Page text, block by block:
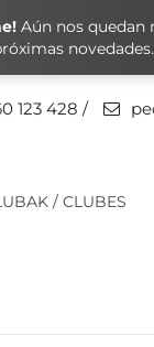
123 428 /
/ CLUBES
Aún nos quedan
novedades.